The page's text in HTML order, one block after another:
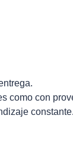
como con
constante.